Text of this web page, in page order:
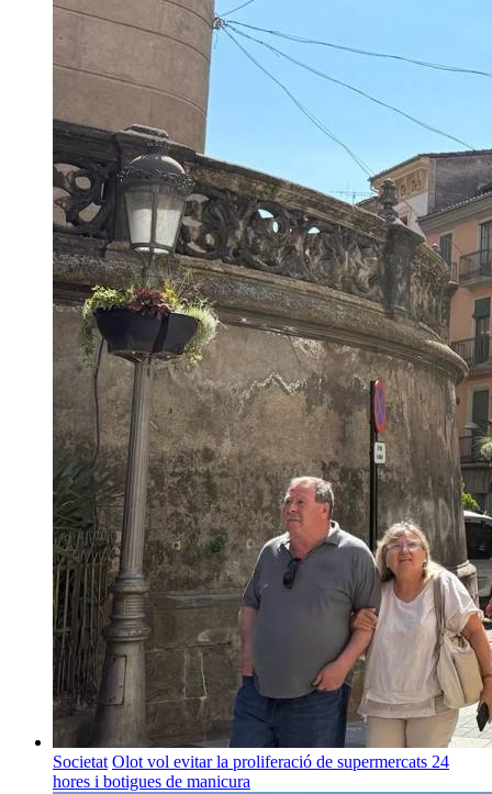
Societat Olot vol evitar la proliferació de supermercats 24
hores i botigues de manicura